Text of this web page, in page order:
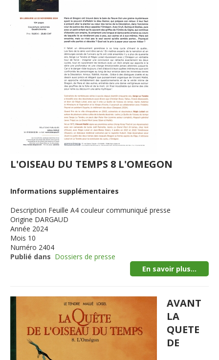
L'OISEAU DU TEMPS 8 L'OMEGON
Informations supplémentaires
Description Feuille A4 couleur communiqué presse
Origine DARGAUD
Année 2024
Mois 10
Numéro 2404
Publié dans Dossiers de presse
En savoir plus...
AVANT
LA
QUETE
DE